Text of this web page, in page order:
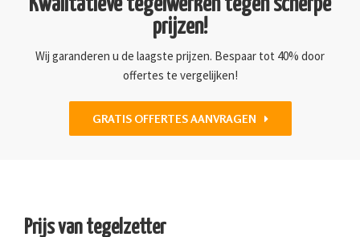
Kwalitatieve tegelwerken tegen scherpe
prijzen!
Wij garanderen u de laagste prijzen. Bespaar tot 40% door
offertes te vergelijken!
GRATIS OFFERTES AANVRAGEN
Prijs van tegelzetter